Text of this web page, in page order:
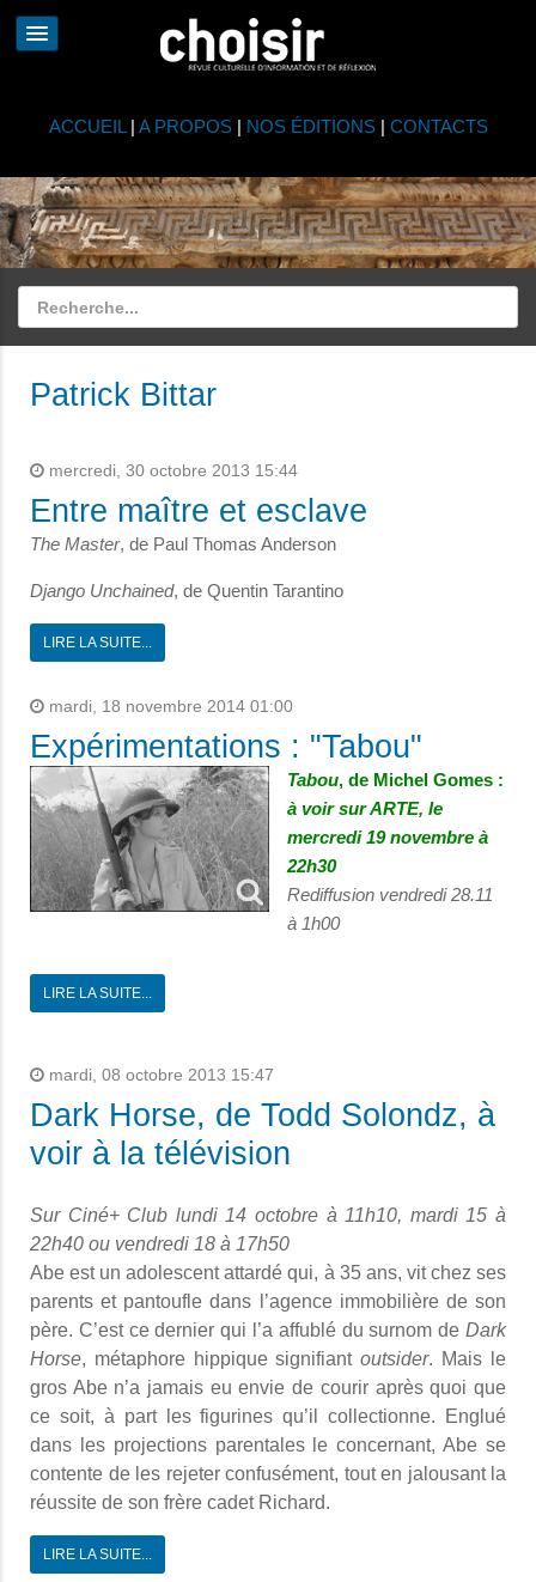
ACCUEIL | A PROPOS| NOS ÉDITIONS| CONTACTS
Patrick Bittar
mercredi, 30 octobre 2013 15:44
Entre maître et esclave
The Master, de Paul Thomas Anderson
Django Unchained, de Quentin Tarantino
LIRE LA SUITE...
mardi, 18 novembre 2014 01:00
Expérimentations : "Tabou"
Tabou, de Michel Gomes :
à voir sur ARTE, le
mercredi 19 novembre à
22h30
Rediffusion vendredi 28.11
à 1h00
LIRE LA SUITE...
mardi, 08 octobre 2013 15:47
Dark Horse, de Todd Solondz, à
voir à la télévision
Sur Ciné+ Club lundi 14 octobre à 11h10, mardi 15 à
22h40 ou vendredi 18 à 17h50
Abe est un adolescent attardé qui, à 35 ans, vit chez ses
parents et pantoufle dans l’agence immobilière de son
père. C’est ce dernier qui l’a affublé du surnom de Dark
Horse, métaphore hippique signifiantoutsider. Mais le
gros Abe n’a jamais eu envie de courir après quoi que
ce soit, à part les figurines qu’il collectionne. Englué
dans les projections parentales le concernant, Abe se
contente de les rejeter confusément, tout en jalousant la
réussite de son frère cadet Richard.
LIRE LA SUITE...